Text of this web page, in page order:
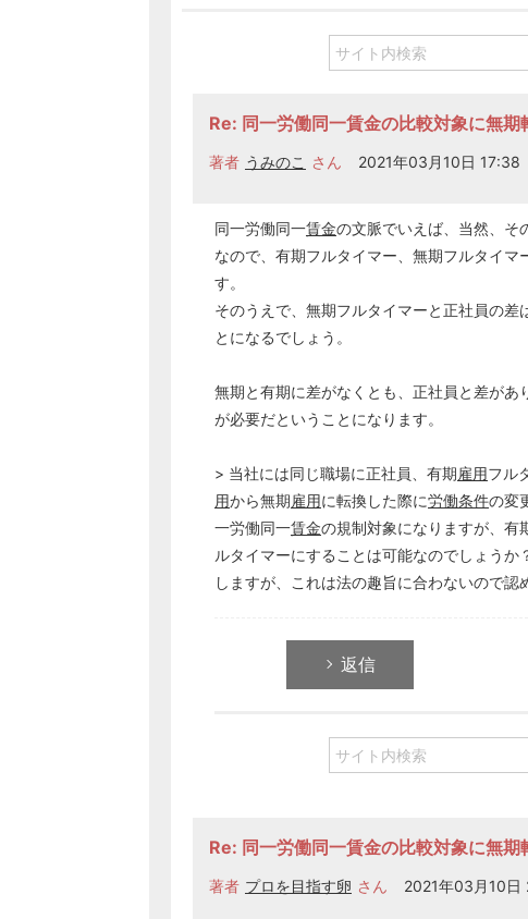
Re: 同一労働同一賃金の比較対象に無期
著者 うみのこ さん 2021年03月10日 17:38
同一労働同一賃金の文脈でいえば、当然、そ
なので、有期フルタイマー、無期フルタイ
す。
そのうえで、無期フルタイマーと正社員の
とになるでしょう。
無期と有期に差がなくとも、正社員と差が
が必要だということになります。
> 当社には同じ職場に正社員、有期雇用フル
用から無期雇用に転換した際に労働条件の変
一労働同一賃金の規制対象になりますが、有
ルタイマーにすることは可能なのでしょう
しますが、これは法の趣旨に合わないので
返信
Re: 同一労働同一賃金の比較対象に無期
著者 プロを目指す卵 さん 2021年03月10日